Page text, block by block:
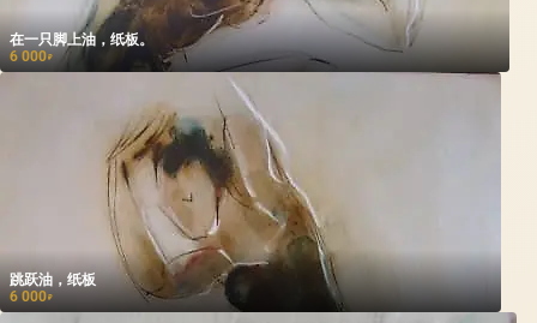
在一只脚上油，纸板。
6 000₽
跳跃油，纸板
6 000₽